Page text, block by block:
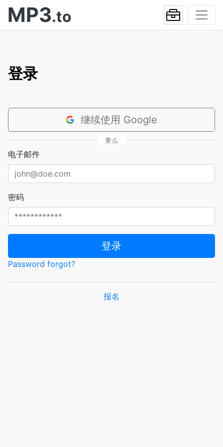
MP3.to
登录
继续使用 Google
要么
电子邮件
密码
登录
Password forgot?
报名